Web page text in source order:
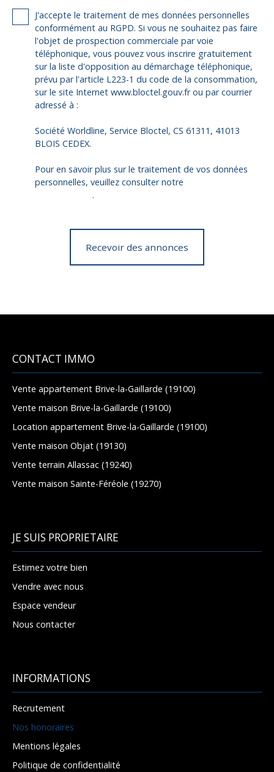
J'accepte le traitement de mes données personnelles
conformément au RGPD. Si vous ne souhaitez pas faire
l'objet de prospection commerciale par voie
téléphonique, vous pouvez vous inscrire gratuitement
sur la liste d'opposition au démarchage téléphonique,
prévu par l'article L223-1 du code de la consommation,
sur le site Internet www.bloctel.gouv.fr ou par courrier
adressé à :
Société Worldline, Service Bloctel, CS 61311, 41013
BLOIS CEDEX.
Pour en savoir plus sur le traitement de vos données
personnelles, veuillez consulter notre
.
Recevoir des annonces
CONTACT IMMO
Vente appartement Brive-la-Gaillarde (19100)
Vente maison Brive-la-Gaillarde (19100)
Location appartement Brive-la-Gaillarde (19100)
Vente maison Objat (19130)
Vente terrain Allassac (19240)
Vente maison Sainte-Féréole (19270)
JE SUIS PROPRIETAIRE
Estimez votre bien
Vendre avec nous
Espace vendeur
Nous contacter
INFORMATIONS
Recrutement
Nos honoraires
Mentions légales
Politique de confidentialité